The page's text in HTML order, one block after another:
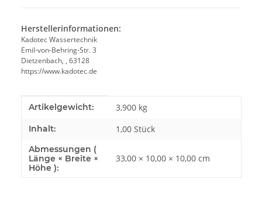
Herstellerinformationen:
Kadotec Wassertechnik
Emil-von-Behring-Str. 3
Dietzenbach, , 63128
https://www.kadotec.de
Produkteigenschaft
Wert
Artikelgewicht: 3,900 kg
Inhalt: 1,00 Stück
Abmessungen (
Länge × Breite ×
Höhe ):
33,00 × 10,00 × 10,00 cm